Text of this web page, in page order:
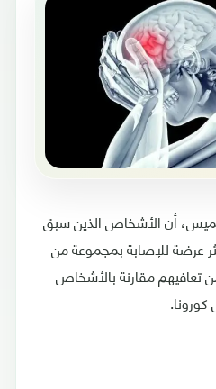
أن الأشخاص الذين سبق
19 هم أكثر عرضة للإصابة بمجموعة من
تعافيهم مقارنة بالأشخاص